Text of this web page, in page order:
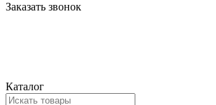
Заказать звонок
Каталог